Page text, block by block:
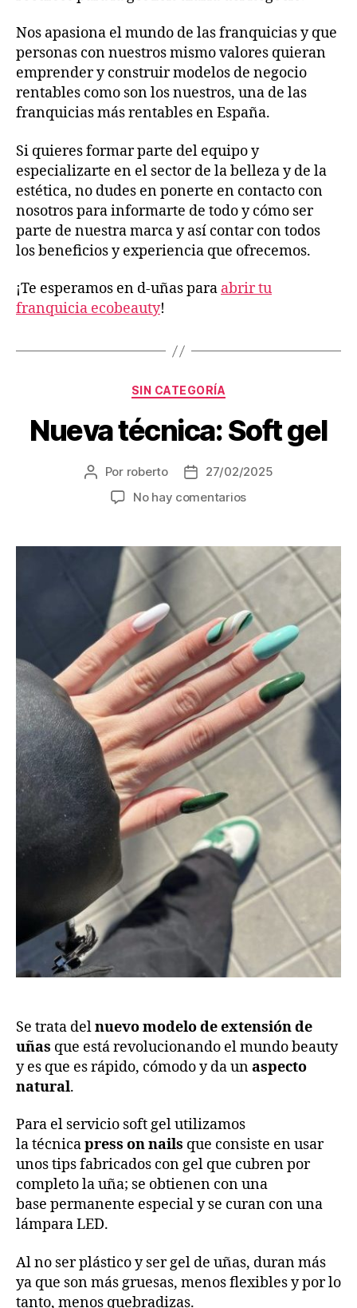
Nos apasiona el mundo de las franquicias y que
personas con nuestros mismo valores quieran
emprender y construir modelos de negocio
rentables como son los nuestros, una de las
franquicias más rentables en España.
Si quieres formar parte del equipo y
especializarte en el sector de la belleza y de la
estética, no dudes en ponerte en contacto con
nosotros para informarte de todo y cómo ser
parte de nuestra marca y así contar con todos
los beneficios y experiencia que ofrecemos.
¡Te esperamos en d-uñas para abrir tu
franquicia ecobeauty!
SIN CATEGORÍA
Nueva técnica: Soft gel
Por roberto
27/02/2025
No hay comentarios
Se trata delnuevo modelo deextensión de
uñas que está revolucionando el mundo beauty
y es que es rápido, cómodo y da unaspecto
natural.
Para el servicio soft gel utilizamos
la técnicapress on nails que consiste en usar
unos tips fabricados con gel que cubren por
completo la uña; se obtienen con una
base permanente especial y se curan con una
lámpara LED.
Al no ser plástico y ser gel de uñas, duran más
ya que son más gruesas, menos flexibles y por lo
tanto, menos quebradizas.